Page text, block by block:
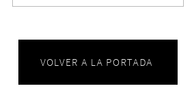
VOLVER A LA PORTADA